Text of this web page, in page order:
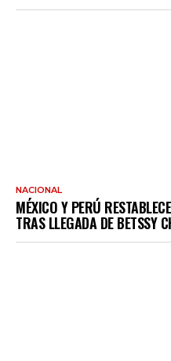
NACIONAL
MÉXICO Y PERÚ
TRAS LLEGADA DE BETSSY